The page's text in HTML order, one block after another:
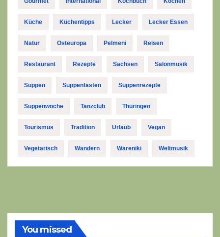
Küche Küchentipps Lecker Lecker Essen
Natur Osteuropa Pelmeni Reisen
Restaurant Rezepte Sachsen Salonmusik
Suppen Suppenfasten Suppenrezepte
Suppenwoche Tanzclub Thüringen
Tourismus Tradition Urlaub Vegan
Vegetarisch Wandern Wareniki Weltmusik
You missed